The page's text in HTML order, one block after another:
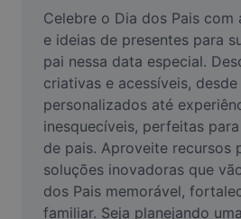
Criador de Memes
AI Text Remover
AI People Remover
AI Inpainting
Face Cutout
Celebre o Dia dos Pais com
e ideias de presentes para
pai nessa data especial.
criativas e acessíveis,
personalizados até
inesquecíveis, perfeitas
de pais. Aproveite recursos
soluções inovadoras que
dos Pais memorável,
familiar. Seja planejando